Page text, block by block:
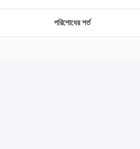
পরিশোধের শর্ত